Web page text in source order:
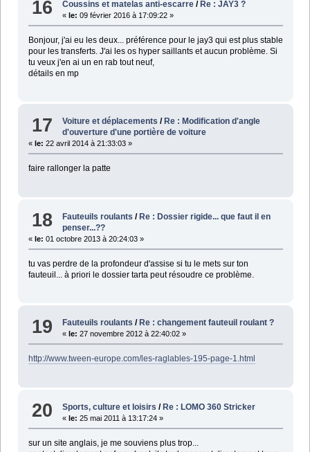
16 Coussins et matelas anti-escarre / Re : JAY3 ?
«le: 09 février 2016 à 17:09:22 »
Bonjour, j'ai eu les deux... préférence pour le jay3 qui est plus stable
pour les transferts. J'ai les os hyper saillants et aucun problème. Si
tu veux j'en ai un en rab tout neuf,
détails en mp
17 Voiture et déplacements / Re : Modification d'angle
d'ouverture d'une portière de voiture
« le: 22 avril 2014 à 21:33:03 »
faire rallonger la patte
18 Fauteuils roulants /Re : Dossier rigide... que faut il en
penser...??
« le: 01 octobre 2013 à 20:24:03 »
tu vas perdre de la profondeur d'assise si tu le mets sur ton
fauteuil... à priori le dossier tarta peut résoudre ce problème.
19 Fauteuils roulants / Re : changement fauteuil roulant ?
« le: 27 novembre 2012 à 22:40:02 »
http://www.tween-europe.com/les-raglables-195-page-1.html
20 Sports, culture et loisirs /Re : LOMO 360 Stricker
«le: 25 mai 2011 à 13:17:24 »
sur un site anglais, je me souviens plus trop...